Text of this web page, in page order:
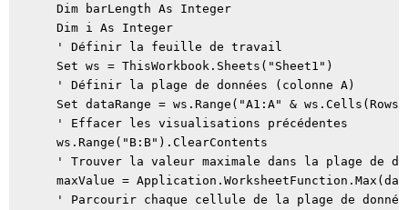
    Dim barLength As Integer
    Dim i As Integer
    ' Définir la feuille de travail
    Set ws = ThisWorkbook.Sheets("Sheet1")
    ' Définir la plage de données (colonne A)
Set dataRange = ws.Range("A1:A" &
    ' Effacer les visualisations précédentes
    ws.Range("B:B").ClearContents
' Trouver la valeur maximale dans la plage de
maxValue =
' Parcourir chaque cellule de la plage de